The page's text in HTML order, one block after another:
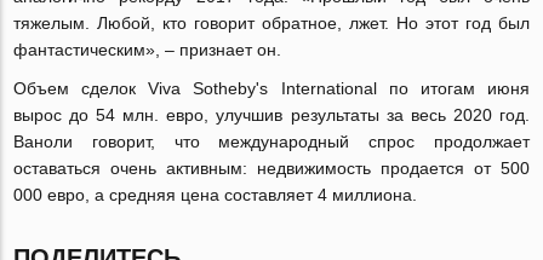
тяжелым. Любой, кто говорит обратное, лжет. Но этот год был
фантастическим», – признает он.
Объем сделок Viva Sotheby's International по итогам июня
вырос до 54 млн. евро, улучшив результаты за весь 2020 год.
Ваноли говорит, что международный спрос продолжает
оставаться очень активным: недвижимость продается от 500
000 евро, а средняя цена составляет 4 миллиона.